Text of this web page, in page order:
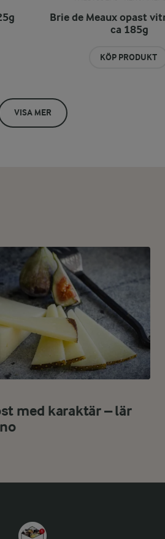
Brie de Meaux opast
ca 185g
KÖP PRODUKT
VISA MER
med karaktär – lär